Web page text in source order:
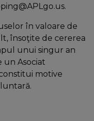
în valoare de
însoţite de cererea
unui singur an
un Asociat
motive